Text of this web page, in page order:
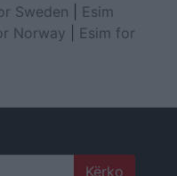
Sweden
Esim
Norway
Esim for